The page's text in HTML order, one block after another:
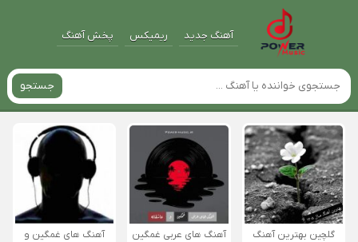
آهنگ جدید ریمیکس پخش آهنگ
جستجو
گلچین بهترین آهنگ
آهنگ های عربی غمگین
آهنگ های غمگین و